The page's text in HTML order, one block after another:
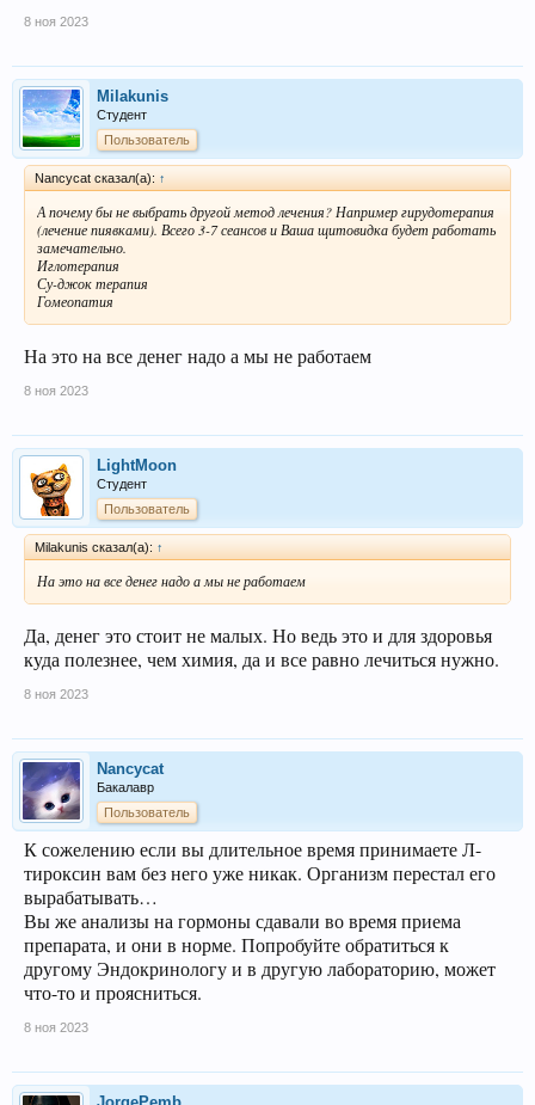
8 ноя 2023
Milakunis
Студент
Пользователь
Nancycat сказал(а): ↑
А почему бы не выбрать другой метод лечения? Например гирудотерапия
(лечение пиявками). Всего 3-7 сеансов и Ваша щитовидка будет работать
замечательно.
Иглотерапия
Су-джок терапия
Гомеопатия
На это на все денег надо а мы не работаем
8 ноя 2023
LightMoon
Студент
Пользователь
Milakunis сказал(а): ↑
На это на все денег надо а мы не работаем
Да, денег это стоит не малых. Но ведь это и для здоровья
куда полезнее, чем химия, да и все равно лечиться нужно.
8 ноя 2023
Nancycat
Бакалавр
Пользователь
К сожелению если вы длительное время принимаете Л-
тироксин вам без него уже никак. Организм перестал его
вырабатывать…
Вы же анализы на гормоны сдавали во время приема
препарата, и они в норме. Попробуйте обратиться к
другому Эндокринологу и в другую лабораторию, может
что-то и проясниться.
8 ноя 2023